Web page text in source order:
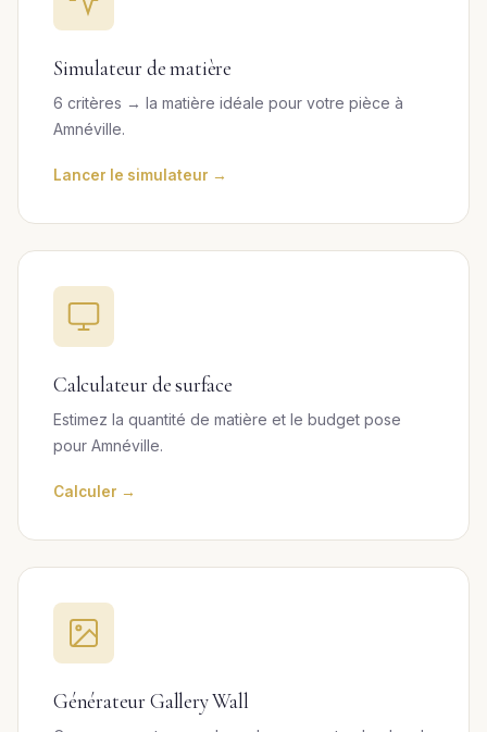
Simulateur de matière
6 critères → la matière idéale pour votre pièce à
Amnéville.
Lancer le simulateur →
Calculateur de surface
Estimez la quantité de matière et le budget pose
pour Amnéville.
Calculer →
Générateur Gallery Wall